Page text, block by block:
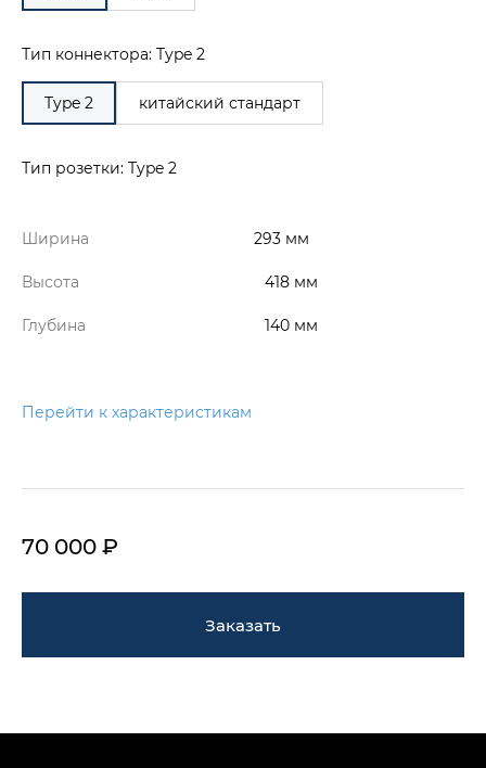
Тип коннектора: Type 2
Type 2 китайский стандарт
Тип розетки: Type 2
Ширина 293 мм
Высота 418 мм
Глубина 140 мм
Перейти к характеристикам
70 000 ₽
Заказать